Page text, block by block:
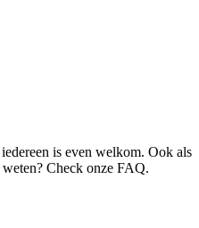
is even welkom. Ook als
Check onze FAQ.